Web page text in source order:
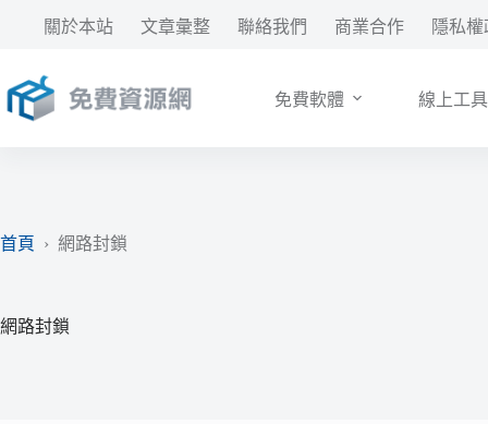
要
內
關於本站 文章彙整 聯絡我們 商業合作 隱私
免費軟體 線上工具
首頁 › 網路封鎖
網路封鎖